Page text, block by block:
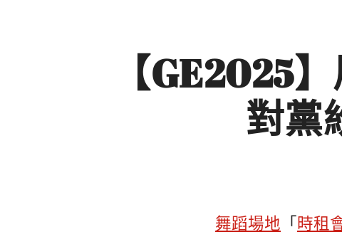
【GE2025
對黨
舞蹈場地 「 時租